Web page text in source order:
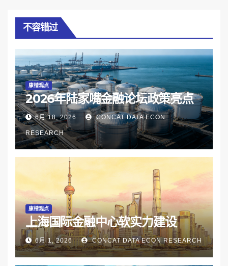
不容错过
康楷观点
2026年陆家嘴金融论坛政策亮点
6月 18, 2026 CONCAT DATA ECON
RESEARCH
康楷观点
上海国际金融中心软实力建设
6月 1, 2026 CONCAT DATA ECON RESEARCH